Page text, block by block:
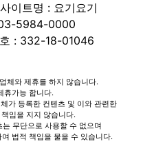
사이트명 : 요기요기
5984-0000
: 332-18-01046
체와 제휴를 하지 않습니다.
휴가능 합니다.
가 등록한 컨텐츠 및 이와 관련한
임을 지지 않습니다.
무단으로 사용할 수 없으며
법적 책임을 물을 수 있습니다.